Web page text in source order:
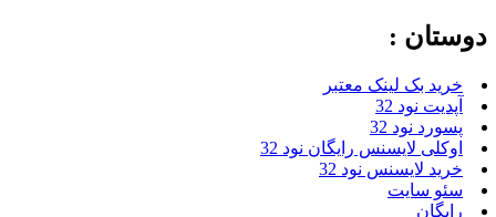
دوستان :
خرید بک لینک معتبر
آپدیت نود 32
پسورد نود 32
اوکلی لایسنس رایگان نود 32
خرید لایسنس نود 32
سئو سایت
رایگان